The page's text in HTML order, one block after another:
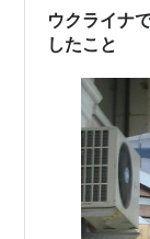
ウクライナ
したこと